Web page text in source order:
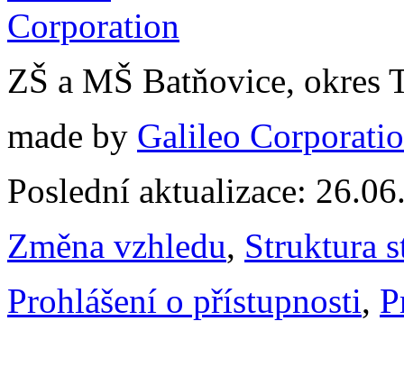
ZŠ a MŠ Batňovice, okres
made by Galileo
Poslední aktualizace:
Změna vzhledu, Struktura
Prohlášení o přístupnosti,